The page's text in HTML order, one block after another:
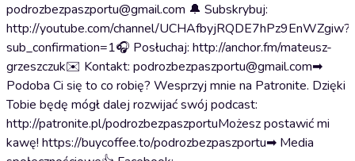
podrozbezpaszportu@gmail.com 🔔 Subskrybuj:
http://youtube.com/channel/UCHAfbyjRQDE7hPz9EnWZgiw?
sub_confirmation=1🎧 Posłuchaj: http://anchor.fm/mateusz-
grzeszczuk✉️ Kontakt: podrozbezpaszportu@gmail.com➡
Podoba Ci się to co robię? Wesprzyj mnie na Patronite. Dzięki
Tobie będę mógł dalej rozwijać swój podcast:
http://patronite.pl/podrozbezpaszportuMożesz postawić mi
kawę! https://buycoffee.to/podrozbezpaszportu➡ Media